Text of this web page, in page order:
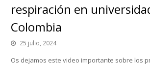
respiración en
Colombia
25 julio, 2024
Os dejamos este video importante sobre los